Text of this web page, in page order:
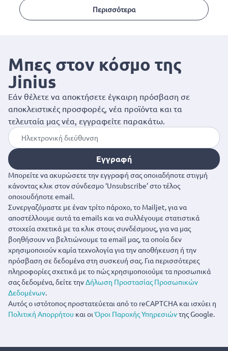
Περισσότερα
Μπες στον κόσμο της
Jinius
Εάν θέλετε να αποκτήσετε έγκαιρη πρόσβαση σε
αποκλειστικές προσφορές, νέα προϊόντα και τα
τελευταία μας νέα, εγγραφείτε παρακάτω.
Εγγραφή
Μπορείτε να ακυρώσετε την εγγραφή σας οποιαδήποτε στιγμή
κάνοντας κλικ στον σύνδεσμο ‘Unsubscribe’ στο τέλος
οποιουδήποτε email.
Συνεργαζόμαστε με έναν τρίτο πάροχο, το Mailjet, για να
αποστέλλουμε αυτά τα emails και να συλλέγουμε στατιστικά
στοιχεία σχετικά με τα κλικ στους συνδέσμους, για να μας
βοηθήσουν να βελτιώνουμε τα email μας, τα οποία δεν
χρησιμοποιούν καμία τεχνολογία για την αποθήκευση ή την
πρόσβαση σε δεδομένα στη συσκευή σας. Για περισσότερες
πληροφορίες σχετικά με το πώς χρησιμοποιούμε τα προσωπικά
σας δεδομένα, δείτε τηνΔήλωση Προστασίας Προσωπικών
Δεδομένων.
Αυτός ο ιστότοπος προστατεύεται από το reCAPTCHA και ισχύει η
Πολιτική Απορρήτου και οιΌροι Παροχής Υπηρεσιώντης Google.